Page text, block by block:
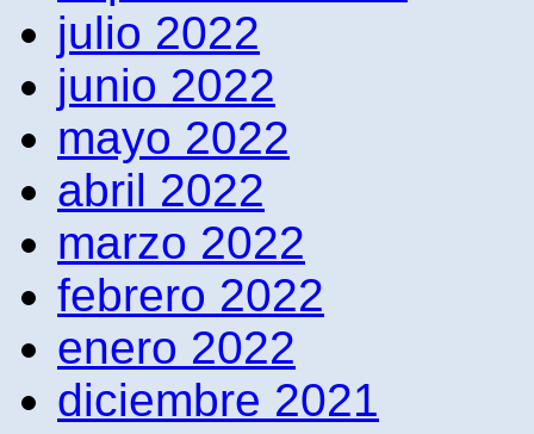
julio 2022
junio 2022
mayo 2022
abril 2022
marzo 2022
febrero 2022
enero 2022
diciembre 2021